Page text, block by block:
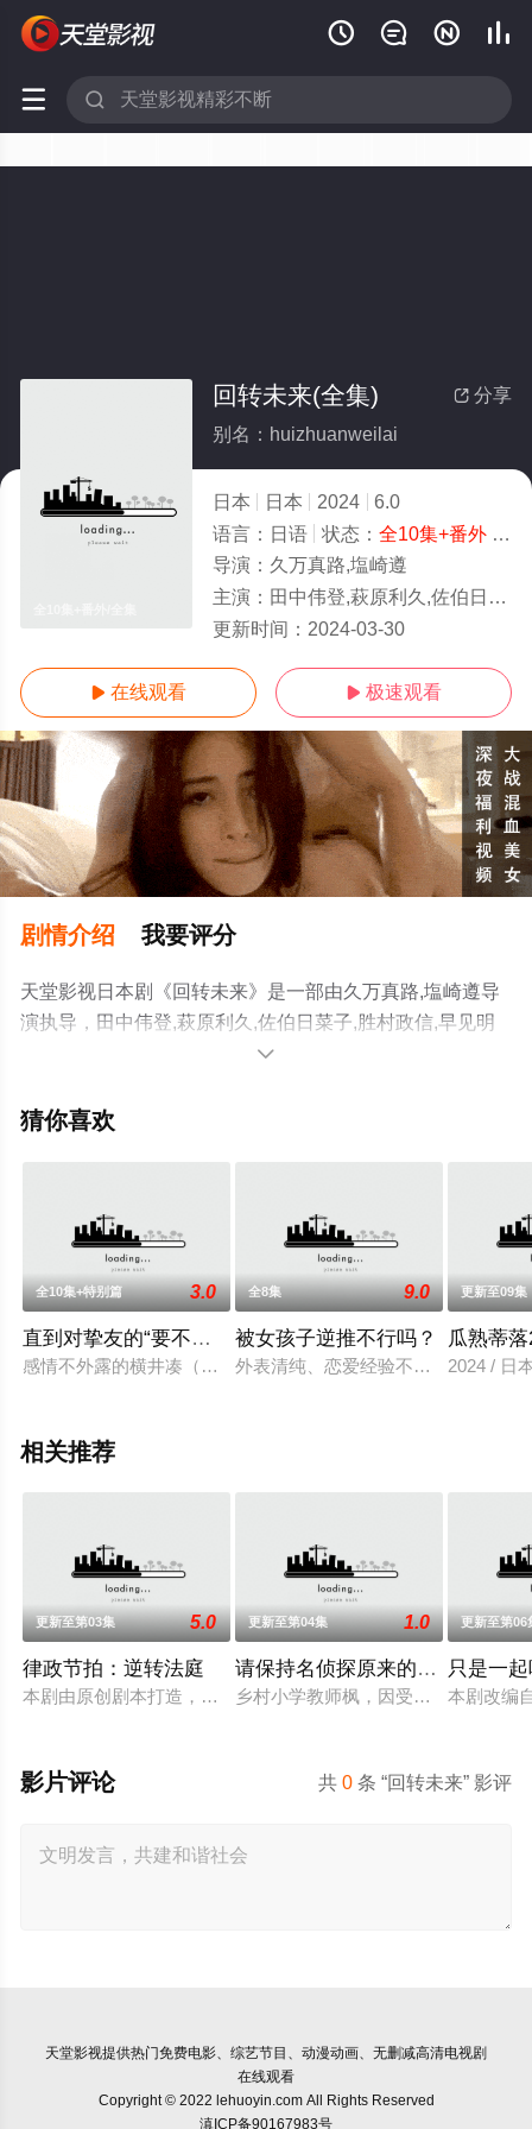
   
 
 分享
回转未来(全集)
别名：huizhuanweilai
日本 日本 2024
6.0
语言： 日语 状态： 全10集+番外- 免费在线观看
导演： 久万真路,塩崎遵
主演： 田中伟登,萩原利久,佐伯日菜子,胜村政信,早见明里,大西礼芳,时任勇气,藤原光博,中井友望,香音
更新时间： 2024-03-30
 在线观看  极速观看
剧情介绍 我要评分
天堂影视日本剧《回转未来》是一部由久万真路,塩崎遵导
演执导，田中伟登,萩原利久,佐伯日菜子,胜村政信,早见明
里,大西礼芳,时任勇气,藤原光博,中井友望,香音等明星演员
外），手机免费观看高清未删减完整版电视剧全集就上天

猜你喜欢
全10集+特别篇 3.0
直到对挚友的“要不要同居”说出“好”
感情不外露的横井凑（吉泽要人 饰），与一切情绪都写在脸上
全8集 9.0
被女孩子逆推不行吗？
外表清纯、恋爱经验不算少的梶谷美
更新至09集
瓜熟蒂
2024 / 日
相关推荐
更新至第03集 5.0
律政节拍：逆转法庭
本剧由原创剧本打造，是一部法律剧，讲述患有口吃的新人律
更新至第04集 1.0
请保持名侦探原来的样子
乡村小学教师枫，因受到外祖父的影
更新至第06
只是一
本剧改编
共0 条 “回转未来” 影评
影片评论
天堂影视提供热门免费电影、综艺节目、动漫动画、无删减高清电视剧
在线观看
Copyright © 2022 lehuoyin.com All Rights Reserved
滇ICP备90167983号